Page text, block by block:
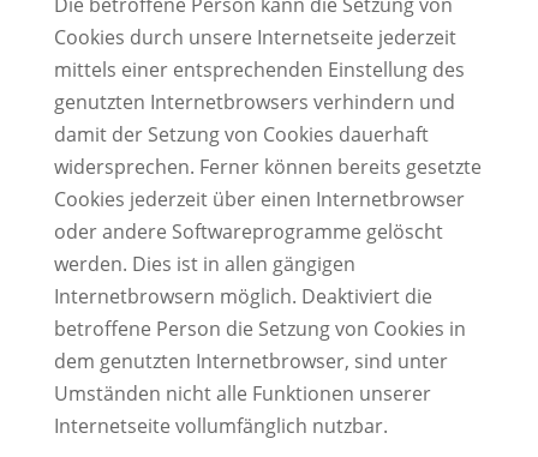
Cookies durch unsere Internetseite jederzeit
mittels einer entsprechenden Einstellung des
genutzten Internetbrowsers verhindern und
damit der Setzung von Cookies dauerhaft
widersprechen. Ferner können bereits gesetzte
Cookies jederzeit über einen Internetbrowser
oder andere Softwareprogramme gelöscht
werden. Dies ist in allen gängigen
Internetbrowsern möglich. Deaktiviert die
betroffene Person die Setzung von Cookies in
dem genutzten Internetbrowser, sind unter
Umständen nicht alle Funktionen unserer
Internetseite vollumfänglich nutzbar.